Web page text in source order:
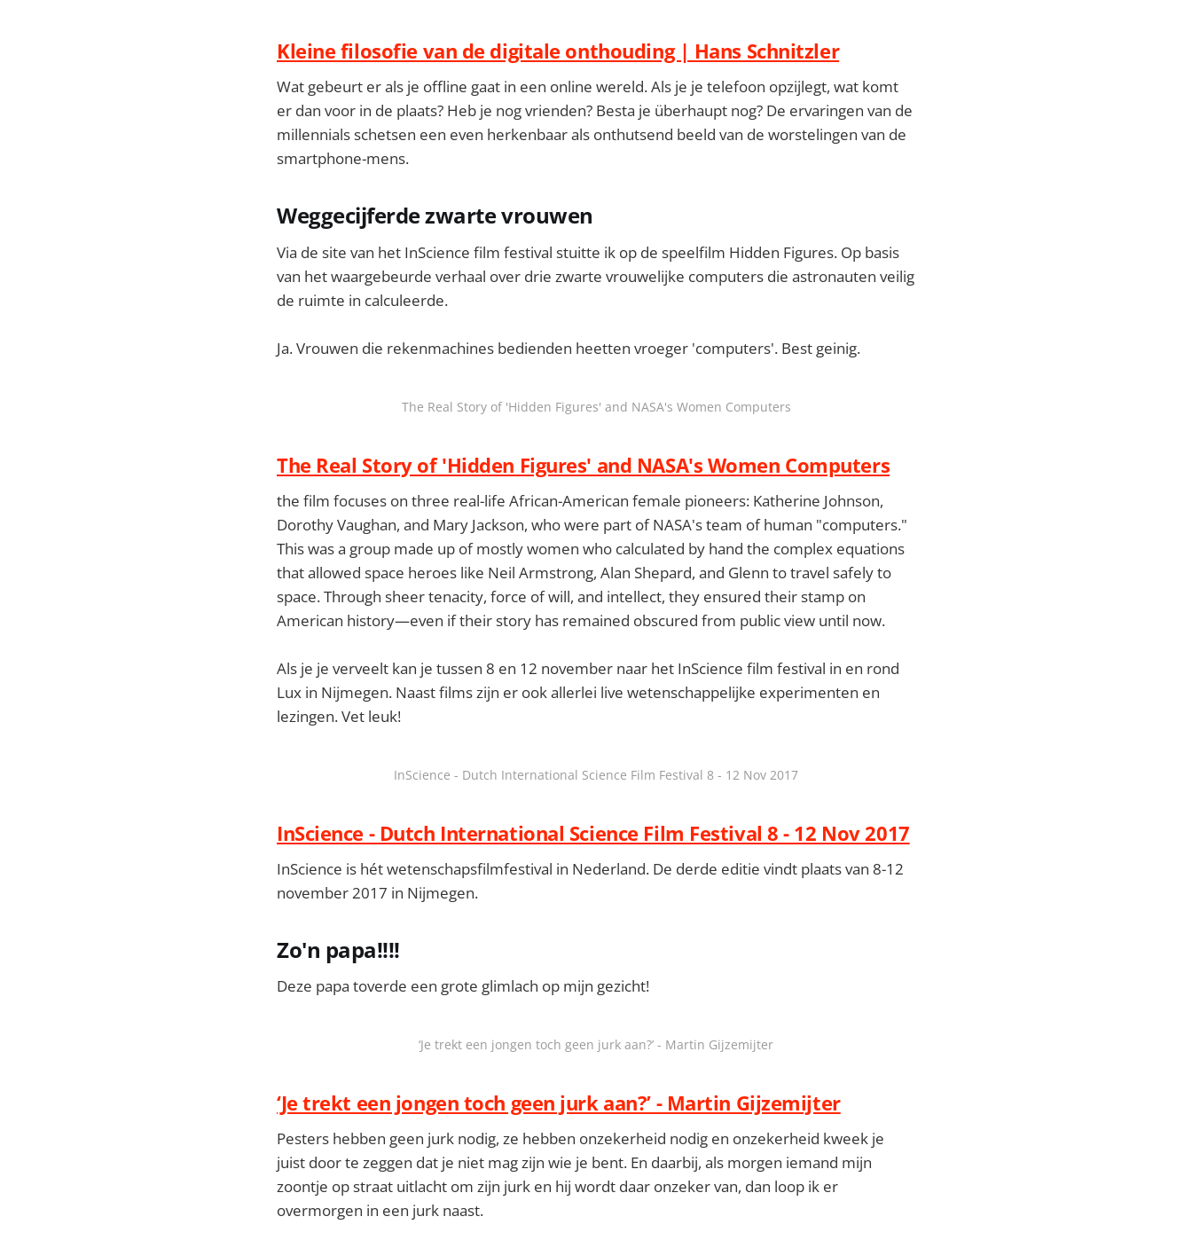
Kleine filosofie van de digitale onthouding | Hans Schnitzler
Wat gebeurt er als je offline gaat in een online wereld. Als je je telefoon opzijlegt, wat komt
er dan voor in de plaats? Heb je nog vrienden? Besta je überhaupt nog? De ervaringen van de
millennials schetsen een even herkenbaar als onthutsend beeld van de worstelingen van de
smartphone-mens.
Weggecijferde zwarte vrouwen
Via de site van het InScience film festival stuitte ik op de speelfilm Hidden Figures. Op basis
van het waargebeurde verhaal over drie zwarte vrouwelijke computers die astronauten veilig
de ruimte in calculeerde.
Ja. Vrouwen die rekenmachines bedienden heetten vroeger 'computers'. Best geinig.
The Real Story of 'Hidden Figures' and NASA's Women Computers
The Real Story of 'Hidden Figures' and NASA's Women Computers
the film focuses on three real-life African-American female pioneers: Katherine Johnson,
Dorothy Vaughan, and Mary Jackson, who were part of NASA's team of human "computers."
This was a group made up of mostly women who calculated by hand the complex equations
that allowed space heroes like Neil Armstrong, Alan Shepard, and Glenn to travel safely to
space. Through sheer tenacity, force of will, and intellect, they ensured their stamp on
American history—even if their story has remained obscured from public view until now.
Als je je verveelt kan je tussen 8 en 12 november naar het InScience film festival in en rond
Lux in Nijmegen. Naast films zijn er ook allerlei live wetenschappelijke experimenten en
lezingen. Vet leuk!
InScience - Dutch International Science Film Festival 8 - 12 Nov 2017
InScience - Dutch International Science Film Festival 8 - 12 Nov 2017
InScience is hét wetenschapsfilmfestival in Nederland. De derde editie vindt plaats van 8-12
november 2017 in Nijmegen.
Zo'n papa!!!!
Deze papa toverde een grote glimlach op mijn gezicht!
‘Je trekt een jongen toch geen jurk aan?’ - Martin Gijzemijter
‘Je trekt een jongen toch geen jurk aan?’ - Martin Gijzemijter
Pesters hebben geen jurk nodig, ze hebben onzekerheid nodig en onzekerheid kweek je
juist door te zeggen dat je niet mag zijn wie je bent. En daarbij, als morgen iemand mijn
zoontje op straat uitlacht om zijn jurk en hij wordt daar onzeker van, dan loop ik er
overmorgen in een jurk naast.